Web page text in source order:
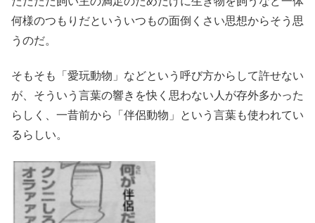
何様のつもりだといういつもの面倒くさい思想からそう思
うのだ。
そもそも「愛玩動物」などという呼び方からして許せない
が、そういう言葉の響きを快く思わない人が存外多かった
らしく、一昔前から「伴侶動物」という言葉も使われてい
るらしい。